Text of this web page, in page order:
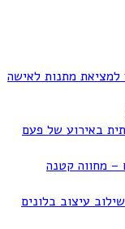
למציאת מתנות לאישה
באירוע של פעם
– מחווה קטנה
עיצוב בלונים